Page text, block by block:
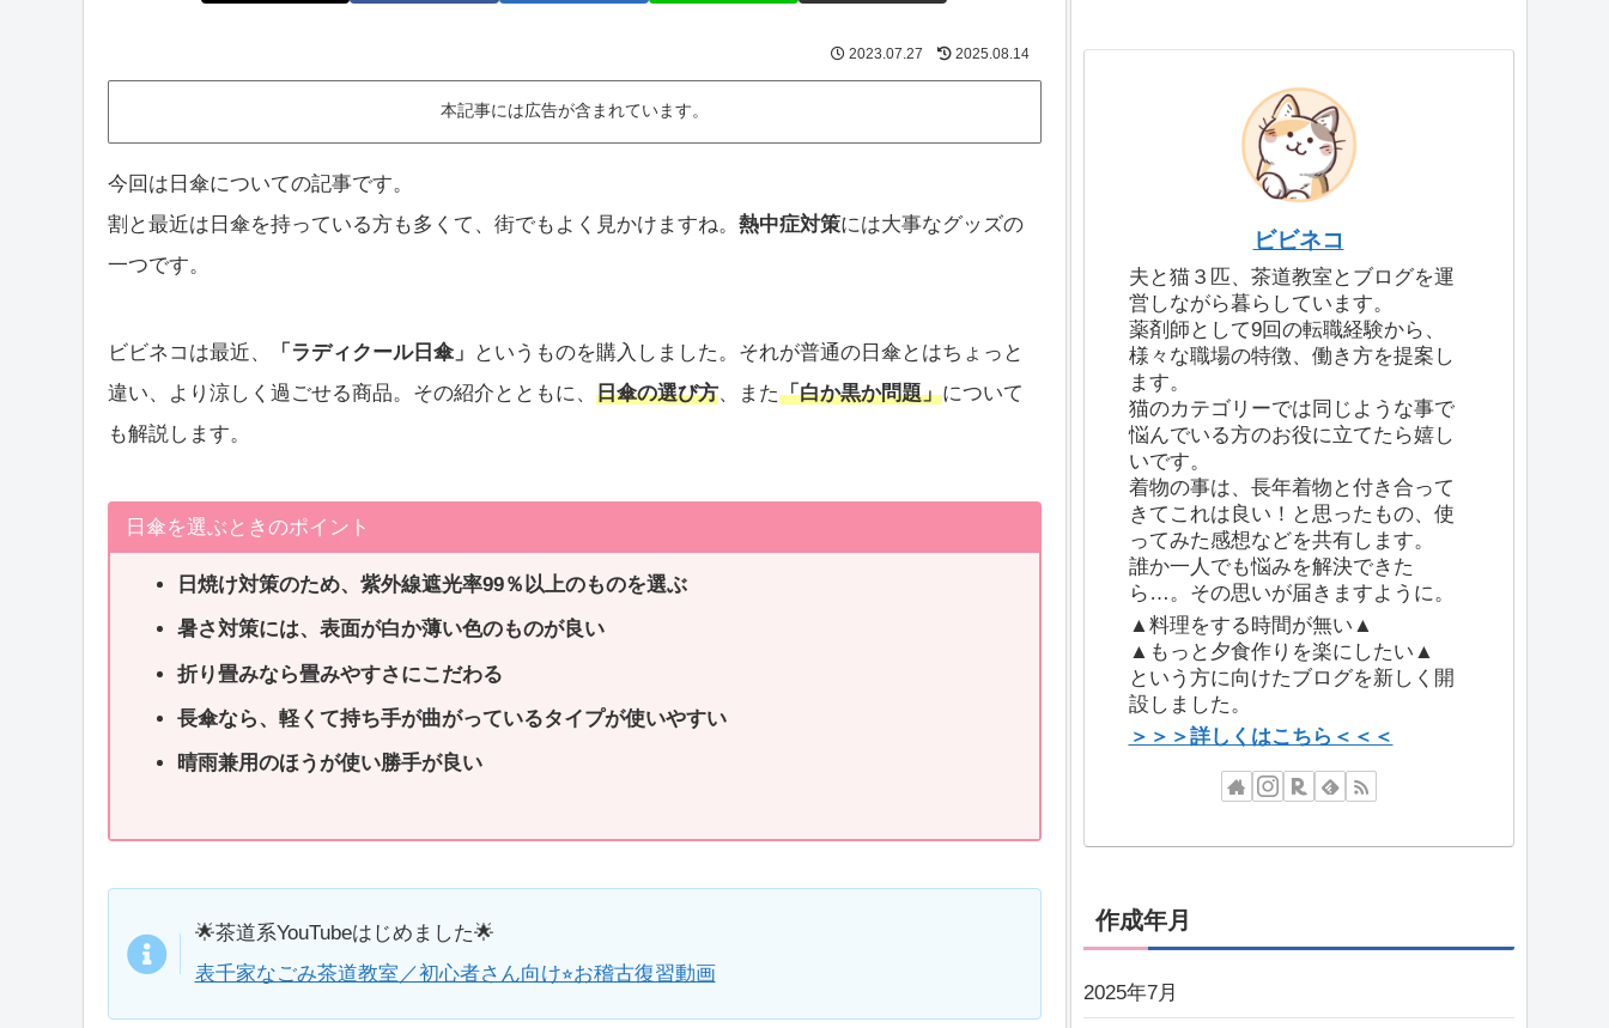
2023.07.27 2025.08.14
本記事には広告が含まれています。
今回は日傘についての記事です。
割と最近は日傘を持っている方も多くて、街でもよく見かけますね。 熱中症対策には大事なグッズの
一つです。
ビビネコは最近、 「ラディクール日傘」
というものを購入しました。それが普通の日傘とはちょっと
違い、より涼しく過ごせる商品。その紹介とともに、 日傘の選び方、また「白か黒か問題」について
も解説します。
日傘を選ぶときのポイント
日焼け対策のため、紫外線遮光率99％以上のものを選ぶ
暑さ対策には、表面が白か薄い色のものが良い
折り畳みなら畳みやすさにこだわる
長傘なら、軽くて持ち手が曲がっているタイプが使いやすい
晴雨兼用のほうが使い勝手が良い
🌟茶道系YouTubeはじめました🌟
表千家なごみ茶道教室／初心者さん向け⭐︎お稽古復習動画
ビビネコ
夫と猫３匹、茶道教室とブログを運
営しながら暮らしています。
薬剤師として9回の転職経験から、
様々な職場の特徴、働き方を提案し
ます。
猫のカテゴリーでは同じような事で
悩んでいる方のお役に立てたら嬉し
いです。
着物の事は、長年着物と付き合って
きてこれは良い！と思ったもの、使
ってみた感想などを共有します。
誰か一人でも悩みを解決できた
ら…。その思いが届きますように。
▲料理をする時間が無い▲
▲もっと夕食作りを楽にしたい▲
という方に向けたブログを新しく開
設しました。
＞＞＞詳しくはこちら＜＜＜
作成年月
2025年7月